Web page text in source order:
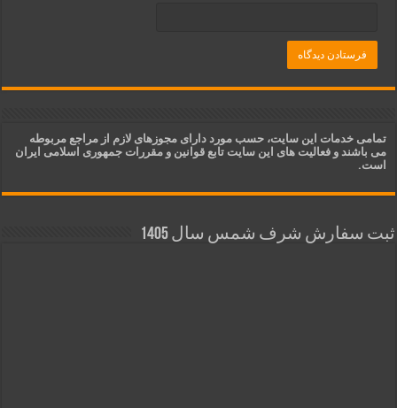
تمامی خدمات این سایت، حسب مورد دارای مجوزهای لازم از مراجع مربوطه
می باشند و فعالیت های این سایت تابع قوانین و مقررات جمهوری اسلامی ایران
است.
ثبت سفارش شرف شمس سال 1405